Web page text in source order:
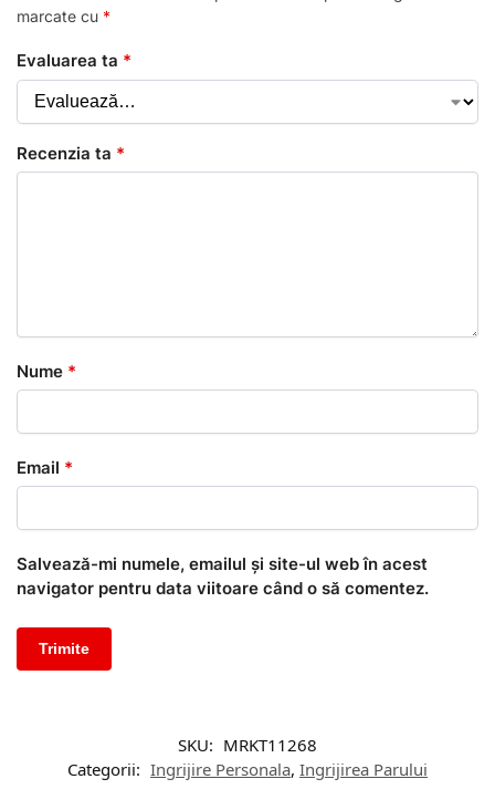
marcate cu *
Evaluarea ta *
Recenzia ta *
Nume *
Email *
Salvează-mi numele, emailul și site-ul web în acest
navigator pentru data viitoare când o să comentez.
SKU: MRKT11268
Categorii: Ingrijire Personala, Ingrijirea Parului